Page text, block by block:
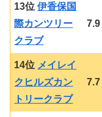
13位伊香保国
際カンツリー
クラブ
7.9
14位 メイレイ
クヒルズカン
トリークラブ
7.7